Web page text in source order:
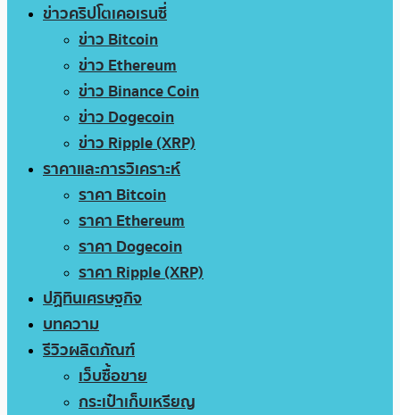
ข่าวคริปโตเคอเรนซี่
ข่าว Bitcoin
ข่าว Ethereum
ข่าว Binance Coin
ข่าว Dogecoin
ข่าว Ripple (XRP)
ราคาและการวิเคราะห์
ราคา Bitcoin
ราคา Ethereum
ราคา Dogecoin
ราคา Ripple (XRP)
ปฏิทินเศรษฐกิจ
บทความ
รีวิวผลิตภัณฑ์
เว็บซื้อขาย
กระเป๋าเก็บเหรียญ